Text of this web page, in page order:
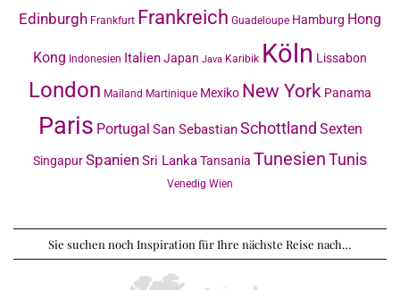
Edinburgh Frankfurt Frankreich Guadeloupe Hamburg Hong
Kong Indonesien ItalienJapan Java Karibik Köln Lissabon
London Mailand Martinique Mexiko New York Panama
Paris Portugal San SebastianSchottland Sexten
SingapurSpanienSri LankaTansania TunesienTunis
Venedig Wien
Sie suchen noch Inspiration für Ihre nächste Reise nach…